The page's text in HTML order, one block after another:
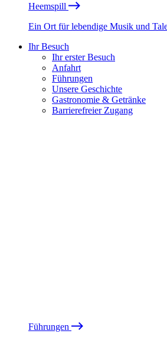
Heemspill
Ein Ort für lebendige Musik und
Ihr Besuch
Ihr erster Besuch
Anfahrt
Führungen
Unsere Geschichte
Gastronomie & Getränke
Barrierefreier Zugang
Führungen